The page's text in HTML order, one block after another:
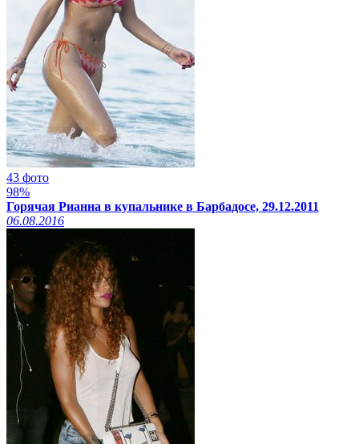
43 фото
98%
Горячая Рианна в купальнике в Барбадосе, 29.12.2011
06.08.2016